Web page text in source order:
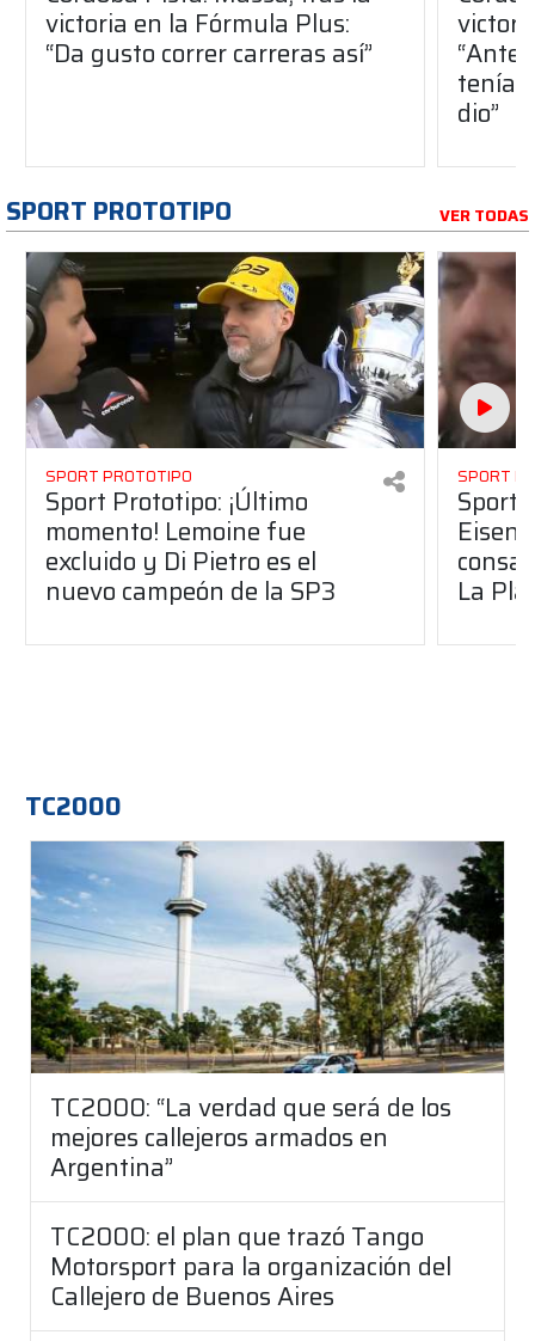
victoria en la Fórmula Plus:
“Da gusto correr carreras así”
dio”
SPORT PROTOTIPO VER TODAS
SPORT PROTOTIPO
Sport Prototipo: ¡Último
momento! Lemoine fue
excluido y Di Pietro es el
nuevo campeón de la SP3
SPORT
Sport
La
TC2000
TC2000: “La verdad que será de los
mejores callejeros armados en
Argentina”
TC2000: el plan que trazó Tango
Motorsport para la organización del
Callejero de Buenos Aires